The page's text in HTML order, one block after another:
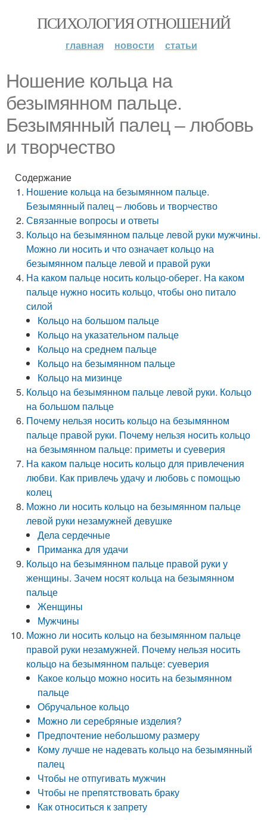
ПСИХОЛОГИЯ ОТНОШЕНИЙ
главная новости статьи
Ношение кольца на
безымянном пальце.
Безымянный палец – любовь
и творчество
Содержание
Ношение кольца на безымянном пальце.
Безымянный палец – любовь и творчество
Связанные вопросы и ответы
Кольцо на безымянном пальце левой руки мужчины.
Можно ли носить и что означает кольцо на
безымянном пальце левой и правой руки
На каком пальце носить кольцо-оберег. На каком
пальце нужно носить кольцо, чтобы оно питало
силой
Кольцо на большом пальце
Кольцо на указательном пальце
Кольцо на среднем пальце
Кольцо на безымянном пальце
Кольцо на мизинце
Кольцо на безымянном пальце левой руки. Кольцо
на большом пальце
Почему нельзя носить кольцо на безымянном
пальце правой руки. Почему нельзя носить кольцо
на безымянном пальце: приметы и суеверия
На каком пальце носить кольцо для привлечения
любви. Как привлечь удачу и любовь с помощью
колец
Можно ли носить кольцо на безымянном пальце
левой руки незамужней девушке
Дела сердечные
Приманка для удачи
Кольцо на безымянном пальце правой руки у
женщины. Зачем носят кольца на безымянном
пальце
Женщины
Мужчины
Можно ли носить кольцо на безымянном пальце
правой руки незамужней. Почему нельзя носить
кольцо на безымянном пальце: суеверия
Какое кольцо можно носить на безымянном
пальце
Обручальное кольцо
Можно ли серебряные изделия?
Предпочтение небольшому размеру
Кому лучше не надевать кольцо на безымянный
палец
Чтобы не отпугивать мужчин
Чтобы не препятствовать браку
Как относиться к запрету